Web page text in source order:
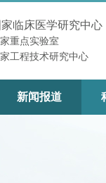
家临床医学研究中心
重点实验室
工程技术研究中心
新闻报道